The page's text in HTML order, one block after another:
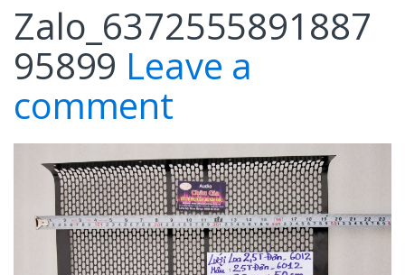
Zalo_6372555891887
95899 Leave a
comment